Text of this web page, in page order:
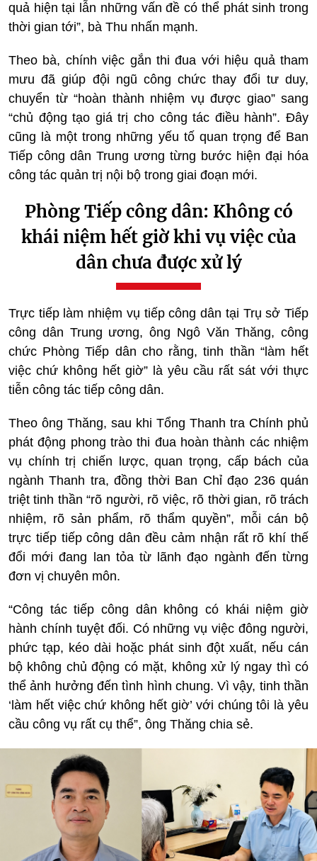
quả hiện tại lẫn những vấn đề có thể phát sinh trong
thời gian tới”, bà Thu nhấn mạnh.
Theo bà, chính việc gắn thi đua với hiệu quả tham
mưu đã giúp đội ngũ công chức thay đổi tư duy,
chuyển từ “hoàn thành nhiệm vụ được giao” sang
“chủ động tạo giá trị cho công tác điều hành”. Đây
cũng là một trong những yếu tố quan trọng để Ban
Tiếp công dân Trung ương từng bước hiện đại hóa
công tác quản trị nội bộ trong giai đoạn mới.
Phòng Tiếp công dân: Không có
khái niệm hết giờ khi vụ việc của
dân chưa được xử lý
Trực tiếp làm nhiệm vụ tiếp công dân tại Trụ sở Tiếp
công dân Trung ương, ông Ngô Văn Thăng, công
chức Phòng Tiếp dân cho rằng, tinh thần “làm hết
việc chứ không hết giờ” là yêu cầu rất sát với thực
tiễn công tác tiếp công dân.
Theo ông Thăng, sau khi Tổng Thanh tra Chính phủ
phát động phong trào thi đua hoàn thành các nhiệm
vụ chính trị chiến lược, quan trọng, cấp bách của
ngành Thanh tra, đồng thời Ban Chỉ đạo 236 quán
triệt tinh thần “rõ người, rõ việc, rõ thời gian, rõ trách
nhiệm, rõ sản phẩm, rõ thẩm quyền”, mỗi cán bộ
trực tiếp tiếp công dân đều cảm nhận rất rõ khí thế
đổi mới đang lan tỏa từ lãnh đạo ngành đến từng
đơn vị chuyên môn.
“Công tác tiếp công dân không có khái niệm giờ
hành chính tuyệt đối. Có những vụ việc đông người,
phức tạp, kéo dài hoặc phát sinh đột xuất, nếu cán
bộ không chủ động có mặt, không xử lý ngay thì có
thể ảnh hưởng đến tình hình chung. Vì vậy, tinh thần
‘làm hết việc chứ không hết giờ’ với chúng tôi là yêu
cầu công vụ rất cụ thể”, ông Thăng chia sẻ.